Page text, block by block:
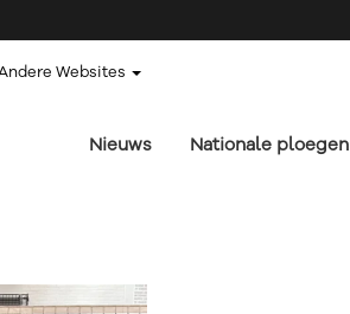
Websites
Nieuws Nationale ploegen